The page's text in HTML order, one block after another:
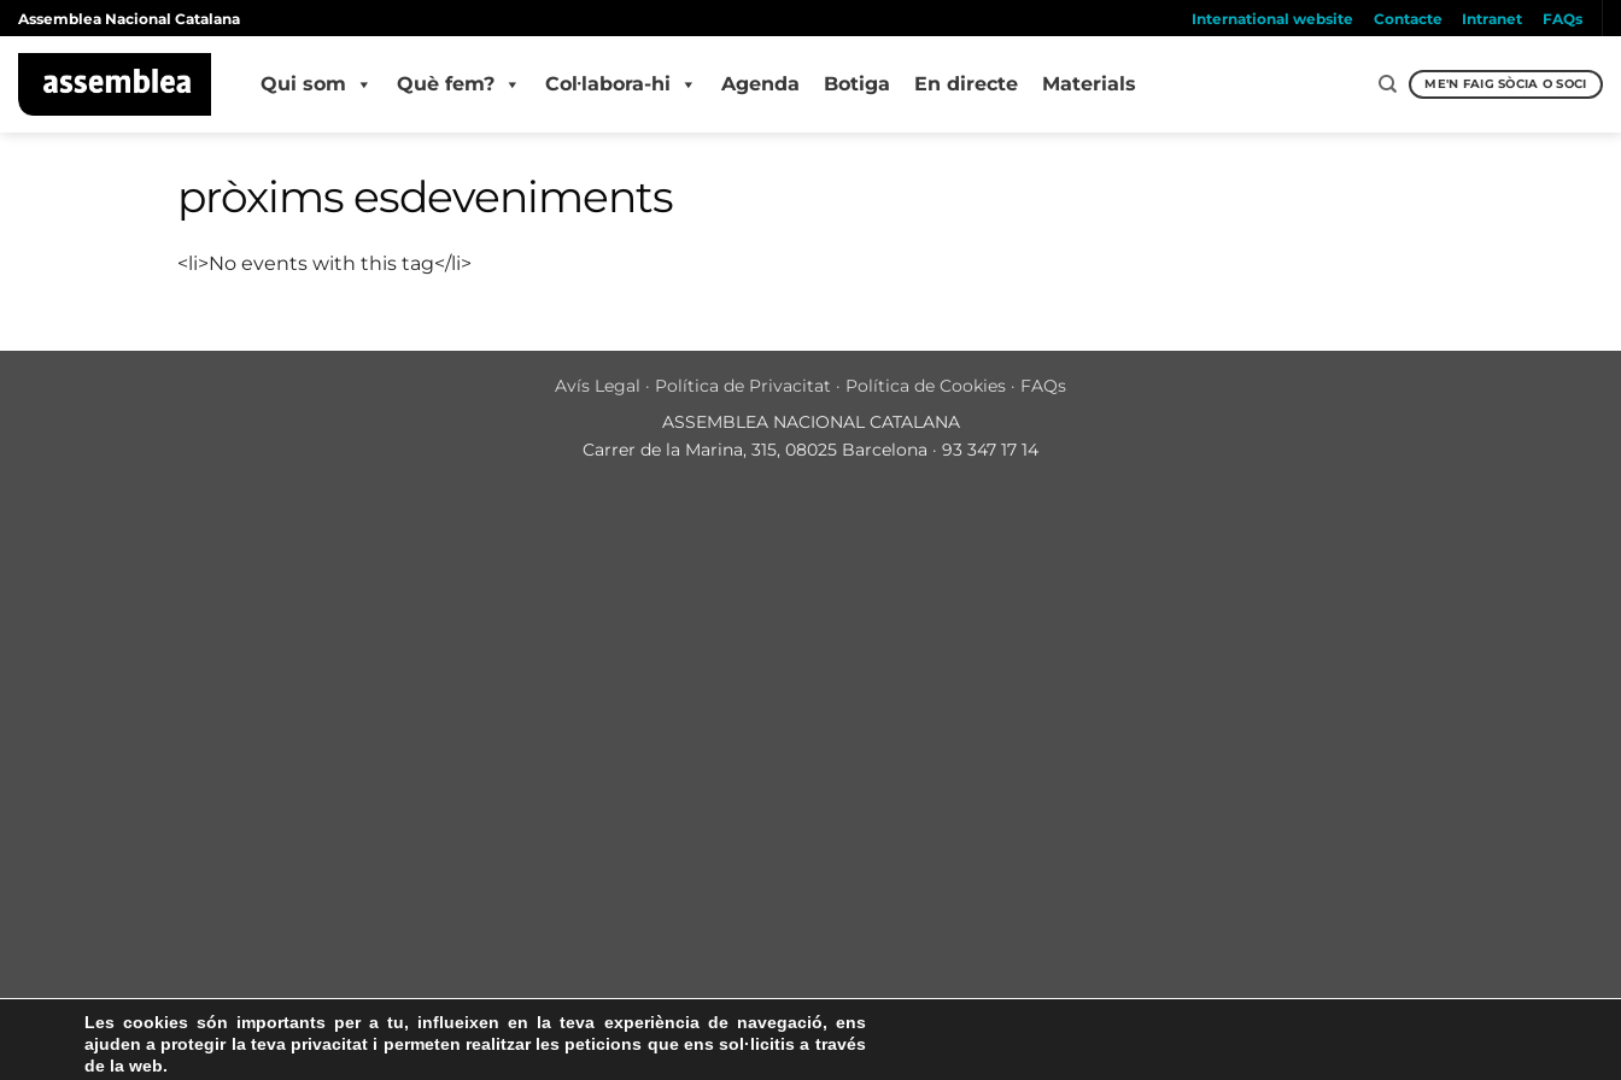
Skip
to
content
Assemblea Nacional Catalana International website Contacte Intranet FAQs
Qui som Què fem? Col·labora-hi Agenda Botiga En directe Materials ME'N FAIG SÒCIA O SOCI
pròxims esdeveniments
<li>No events with this tag</li>
Avís Legal · Política de Privacitat · Política de Cookies · FAQs
ASSEMBLEA NACIONAL CATALANA
Carrer de la Marina, 315, 08025 Barcelona · 93 347 17 14
Les cookies són importants per a tu, influeixen en la teva experiència de navegació, ens
ajuden a protegir la teva privacitat i permeten realitzar les peticions que ens sol·licitis a través
de la web.